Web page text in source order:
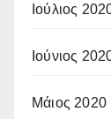
Ιούλιος
Ιούνιος
Μάιος 2020